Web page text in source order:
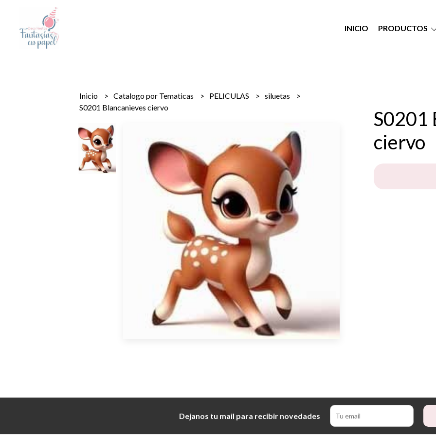
INICIO PRODUCTOS
Inicio Catalogo por Tematicas PELICULAS
siluetas
S0201 Blancanieves ciervo
S0201
ciervo
Dejanos tu mail para recibir novedades